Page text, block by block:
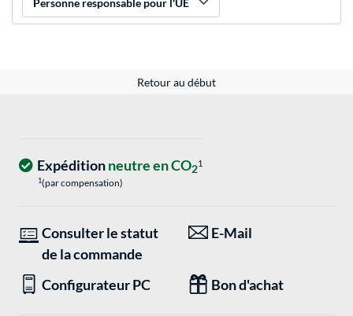
Personne responsable pour l'UE
Retour au début
Expéditionneutre en CO21
1(par compensation)
Consulter le statut
de la commande
E-Mail
Configurateur PC Bon d'achat